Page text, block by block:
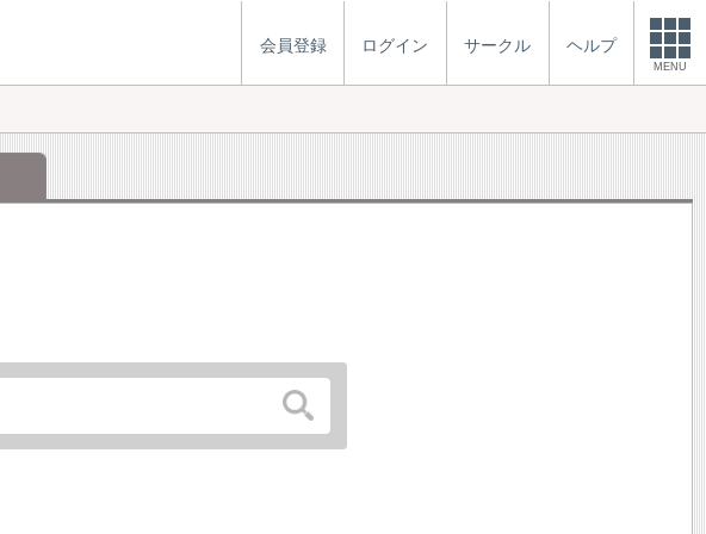
会員登録 ログイン サークル ヘルプ
MENU